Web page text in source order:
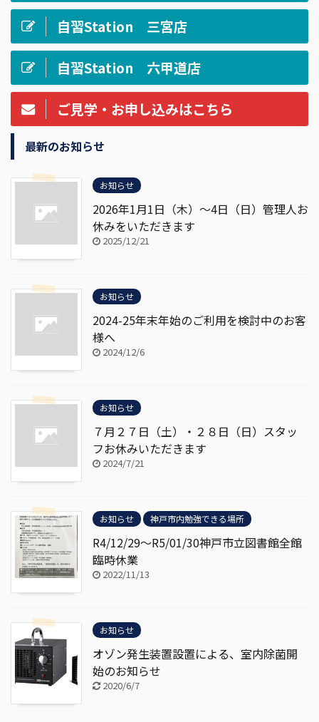
自習Station 三宮店
自習Station 六甲道店
ご見学・お申し込みはこちら
最新のお知らせ
お知らせ
2026年1月1日（木）～4日（日）管理人お
休みをいただきます
2025/12/21
お知らせ
2024-25年末年始のご利用を検討中のお客
様へ
2024/12/6
お知らせ
７月２７日（土）・２８日（日）スタッ
フお休みいただきます
2024/7/21
お知らせ 神戸市内勉強できる場所
R4/12/29～R5/01/30神戸市立図書館全館
臨時休業
2022/11/13
お知らせ
オゾン発生装置設置による、室内除菌開
始のお知らせ
2020/6/7